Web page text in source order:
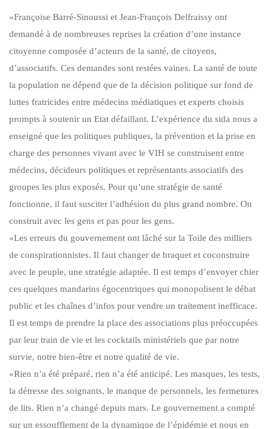
«Françoise Barré-Sinoussi et Jean-François Delfraissy ont
demandé à de nombreuses reprises la création d’une instance
citoyenne composée d’acteurs de la santé, de citoyens,
d’associatifs. Ces demandes sont restées vaines. La santé de toute
la population ne dépend que de la décision politique sur fond de
luttes fratricides entre médecins médiatiques et experts choisis
prompts à soutenir un Etat défaillant. L’expérience du sida nous a
enseigné que les politiques publiques, la prévention et la prise en
charge des personnes vivant avec le VIH se construisent entre
médecins, décideurs politiques et représentants associatifs des
groupes les plus exposés. Pour qu’une stratégie de santé
fonctionne, il faut susciter l’adhésion du plus grand nombre. On
construit avec les gens et pas pour les gens.
«Les erreurs du gouvernement ont lâché sur la Toile des milliers
de conspirationnistes. Il faut changer de braquet et coconstruire
avec le peuple, une stratégie adaptée. Il est temps d’envoyer chier
ces quelques mandarins égocentriques qui monopolisent le débat
public et les chaînes d’infos pour vendre un traitement inefficace.
Il est temps de prendre la place des associations plus préoccupées
par leur train de vie et les cocktails ministériels que par notre
survie, notre bien-être et notre qualité de vie.
«Rien n’a été préparé, rien n’a été anticipé. Les masques, les tests,
la détresse des soignants, le manque de personnels, les fermetures
de lits. Rien n’a changé depuis mars. Le gouvernement a compté
sur un essoufflement de la dynamique de l’épidémie et nous en